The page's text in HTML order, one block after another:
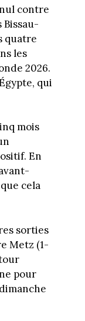
contre
Bissau-
quatre
les
2026.
qui
mois
En
cela
sorties
Metz (1-
pour